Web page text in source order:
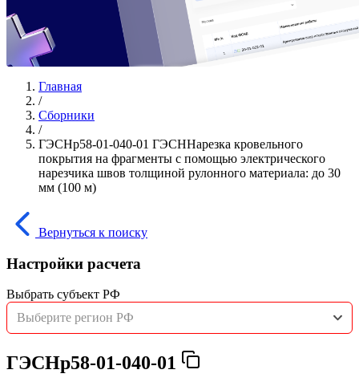
Главная
/
Сборники
/
ГЭСНр58-01-040-01 ГЭСННарезка кровельного
покрытия на фрагменты с помощью электрического
нарезчика швов толщиной рулонного материала: до 30
мм (100 м)
Вернуться к поиску
Настройки расчета
Выбрать субъект РФ
Выберите регион РФ
ГЭСНр58-01-040-01